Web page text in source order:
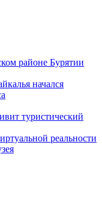
районе Бурятии
начался
туристический
реальности